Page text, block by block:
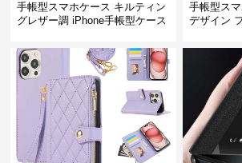
手帳型スマホケース キルティン
グレザー調 iPhone手帳型ケース
手帳型ス
デザイン